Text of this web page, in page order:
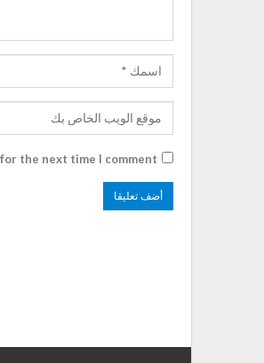
the next time I comment.